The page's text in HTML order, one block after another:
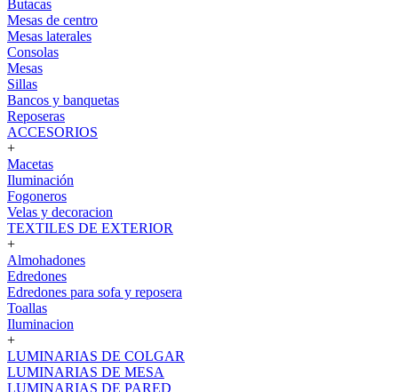
Butacas
Mesas de centro
Mesas laterales
Consolas
Mesas
Sillas
Bancos y banquetas
Reposeras
ACCESORIOS
+
Macetas
Iluminación
Fogoneros
Velas y decoracion
TEXTILES DE EXTERIOR
+
Almohadones
Edredones
Edredones para sofa y reposera
Toallas
Iluminacion
+
LUMINARIAS DE COLGAR
LUMINARIAS DE MESA
LUMINARIAS DE PARED